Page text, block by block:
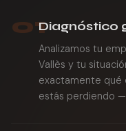
01Diagnóstico
Analizamos tu
Vallès y tu
exactamente qué
estás perdiendo